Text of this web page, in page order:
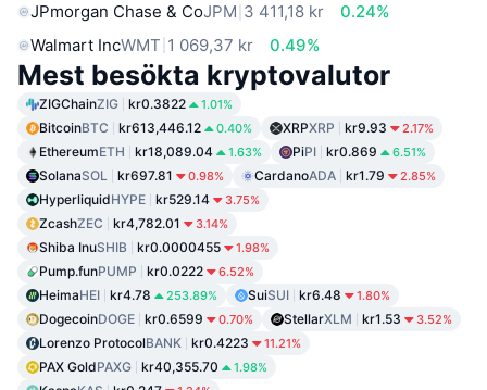
JPmorgan Chase & CoJPM 3 411,18 kr
0.24%
Walmart IncWMT 1 069,37 kr 0.49%
Mest besökta kryptovalutor
ZIGChainZIG kr0.3822 1.01%
BitcoinBTC kr613,446.12 0.40% XRPXRP kr9.93 2.17%
EthereumETH kr18,089.04 1.63% PiPI kr0.869 6.51%
SolanaSOL kr697.81 0.98% CardanoADA kr1.79 2.85%
HyperliquidHYPE kr529.14 3.75%
ZcashZEC kr4,782.01 3.14%
Shiba InuSHIB kr0.0000455 1.98%
Pump.funPUMP kr0.0222 6.52%
HeimaHEI kr4.78 253.89% SuiSUI kr6.48 1.80%
DogecoinDOGE kr0.6599 0.70% StellarXLM kr1.53 3.52%
Lorenzo ProtocolBANK kr0.4223 11.21%
PAX GoldPAXG kr40,355.70 1.98%